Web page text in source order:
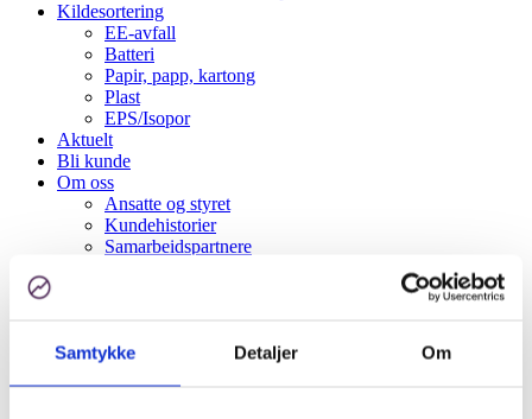
Samtykke Detaljer Om
Kildesortering
EE-avfall
Batteri
Papir, papp, kartong
Plast
EPS/Isopor
Aktuelt
Bli kunde
Om oss
Ansatte og styret
Kundehistorier
Samarbeidspartnere
English